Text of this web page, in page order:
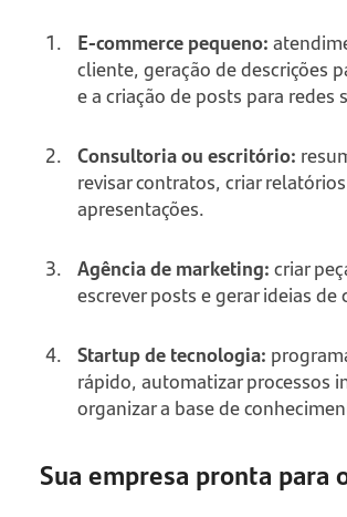
E-commerce pequeno:
cliente, geração de descrições
e a criação de posts para redes
Consultoria ou escritório:
revisar contratos, criar
apresentações.
Agência de marketing:criar
escrever posts e gerar ideias de
Startup de tecnologia:
rápido, automatizar processos
organizar a base de
Sua empresa pronta para